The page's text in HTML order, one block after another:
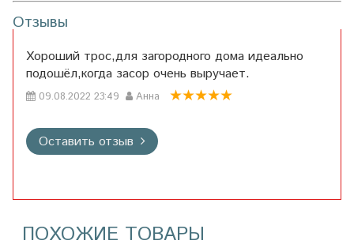
Отзывы
Хороший трос,для загородного дома идеально
подошёл,когда засор очень выручает.
09.08.2022 23:49 Анна
Оставить отзыв
ПОХОЖИЕ ТОВАРЫ